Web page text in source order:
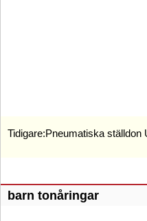
Tidigare:Pneumatiska ställdon
barn tonåringar